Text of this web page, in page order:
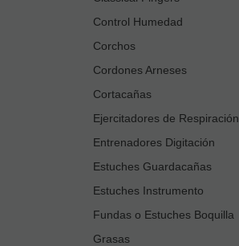
Control Humedad
Corchos
Cordones Arneses
Cortacañas
Ejercitadores de Respiración
Entrenadores Digitación
Estuches Guardacañas
Estuches Instrumento
Fundas o Estuches Boquilla
Grasas